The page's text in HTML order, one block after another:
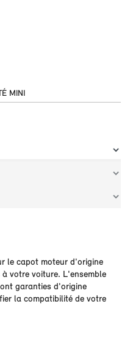
MINI
le capot moteur d'origine
votre voiture. L'ensemble
garanties d'origine
la compatibilité de votre